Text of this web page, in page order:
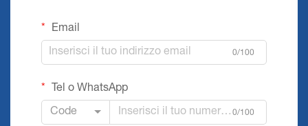
Email
0/100
Tel o WhatsApp
Code 0/100